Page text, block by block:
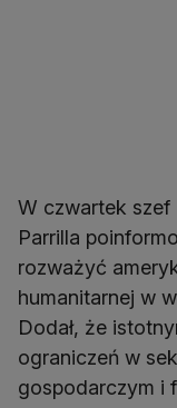
W czwartek szef
Parrilla
rozważyć
humanitarnej w
Dodał, że
ograniczeń w
gospodarczym i